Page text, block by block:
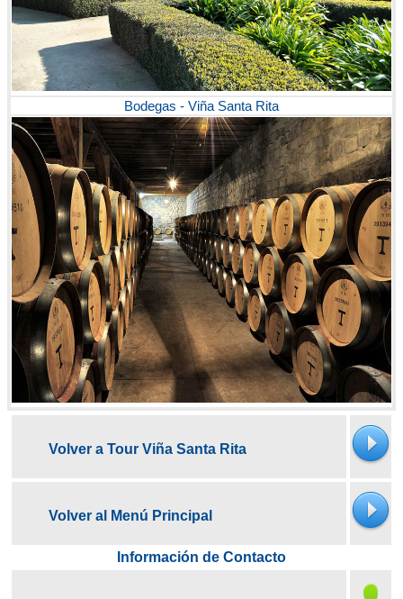
Bodegas - Viña Santa Rita
Volver a Tour Viña Santa Rita
Volver al Menú Principal
Información de Contacto